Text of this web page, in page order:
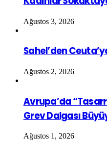
Ağustos 3, 2026
Sahel’den
Ağustos 2, 2026
Avrupa’da
Grev Dalgası
Ağustos 1, 2026